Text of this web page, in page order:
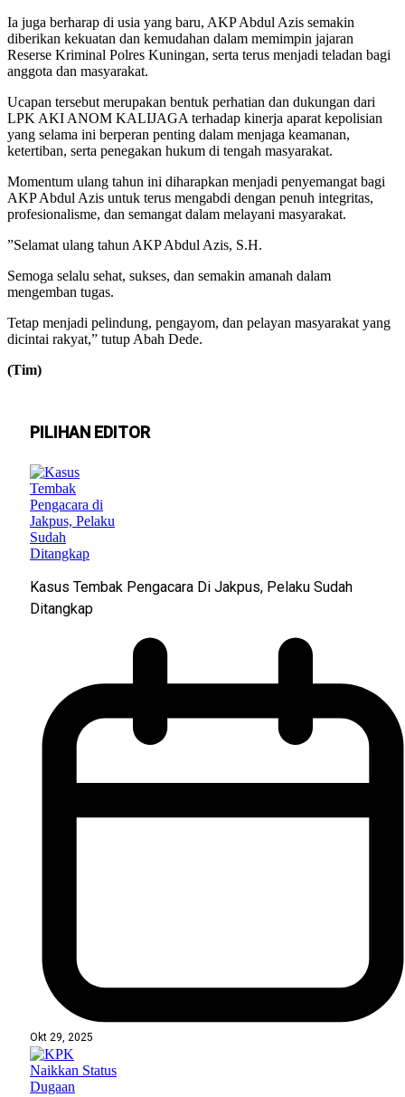
​Ia juga berharap di usia yang baru, AKP Abdul Azis semakin
diberikan kekuatan dan kemudahan dalam memimpin jajaran
Reserse Kriminal Polres Kuningan, serta terus menjadi teladan bagi
anggota dan masyarakat.
​Ucapan tersebut merupakan bentuk perhatian dan dukungan dari
LPK AKI ANOM KALIJAGA terhadap kinerja aparat kepolisian
yang selama ini berperan penting dalam menjaga keamanan,
ketertiban, serta penegakan hukum di tengah masyarakat.
​Momentum ulang tahun ini diharapkan menjadi penyemangat bagi
AKP Abdul Azis untuk terus mengabdi dengan penuh integritas,
profesionalisme, dan semangat dalam melayani masyarakat.
​”Selamat ulang tahun AKP Abdul Azis, S.H.
​Semoga selalu sehat, sukses, dan semakin amanah dalam
mengemban tugas.
​Tetap menjadi pelindung, pengayom, dan pelayan masyarakat yang
dicintai rakyat,” tutup Abah Dede.
(Tim)
PILIHAN EDITOR
Kasus Tembak Pengacara Di Jakpus, Pelaku Sudah
Ditangkap
Okt 29, 2025